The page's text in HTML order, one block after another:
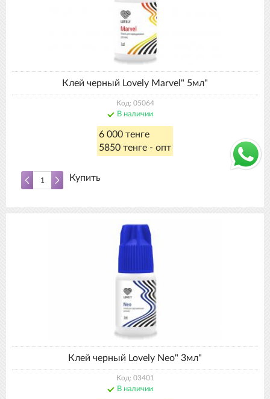
Клей черный Lovely Marvel" 5мл"
Код: 05064
В наличии
6 000 тенге
5850 тенге - опт
Клей черный Lovely Neo" 3мл"
Код: 03401
В наличии